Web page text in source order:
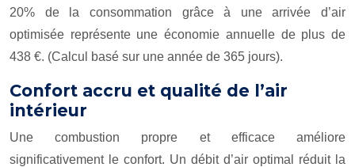
20% de la consommation grâce à une arrivée d’air
optimisée représente une économie annuelle de plus de
438 €. (Calcul basé sur une année de 365 jours).
Confort accru et qualité de l’air
intérieur
Une combustion propre et efficace améliore
significativement le confort. Un débit d’air optimal réduit la